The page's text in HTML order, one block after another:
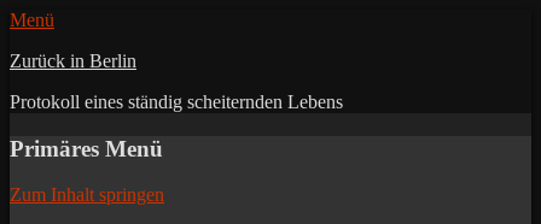
Menü
Zurück in Berlin
Protokoll eines ständig scheiternden Lebens
Primäres Menü
Zum Inhalt springen